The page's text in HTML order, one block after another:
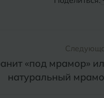
«под мрамор»
натуральный